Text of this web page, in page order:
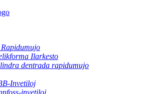
Ilarkesto
dentrada rapidumujo
Invetiloj
invetiloj